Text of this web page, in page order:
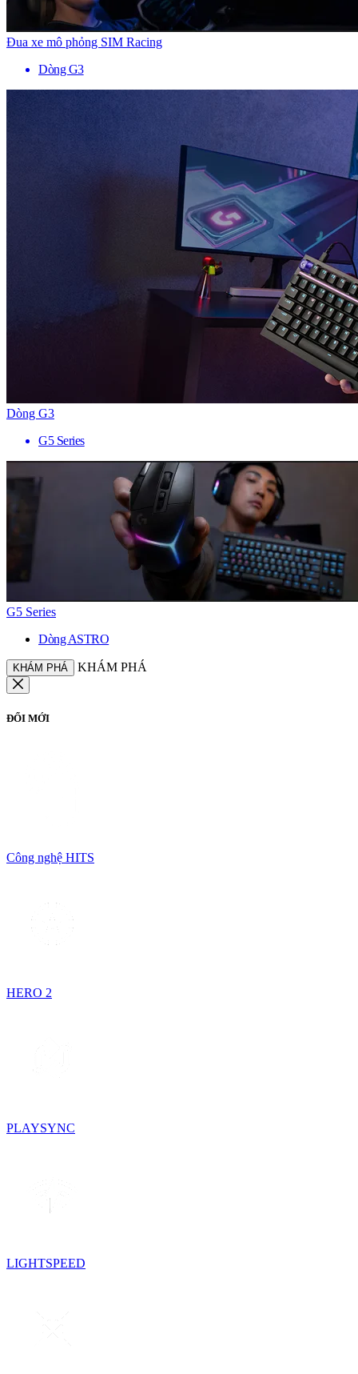
Đua xe mô phỏng SIM Racing
Dòng G3
Dòng G3
G5 Series
G5 Series
Dòng ASTRO
KHÁM PHÁ KHÁM PHÁ
ĐỔI MỚI
Công nghệ HITS
HERO 2
PLAYSYNC
LIGHTSPEED